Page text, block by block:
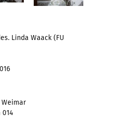
Linda Waack (FU
014